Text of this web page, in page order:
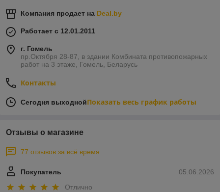
Компания продает на Deal.by
Работает с 12.01.2011
г. Гомель
пр.Октября 28-87, в здании Комбината противопожарных
работ на 3 этаже, Гомель, Беларусь
Контакты
Сегодня выходнойПоказать весь график работы
Отзывы о магазине
77 отзывов за всё время
05.06.2026
Покупатель
Отлично